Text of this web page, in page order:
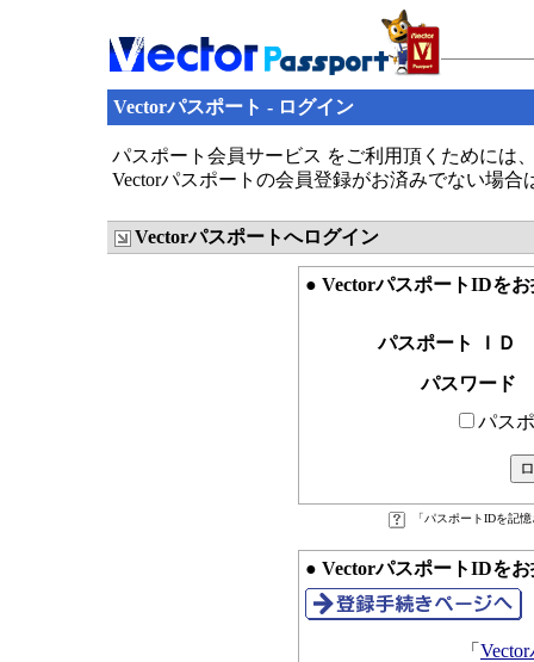
Vectorパスポート - ログイン
パスポート会員サービス をご利用頂くためには
Vectorパスポートの会員登録がお済みでない場
Vectorパスポートへログイン
● VectorパスポートIDを
パスポート ＩＤ
パスワード
パス
「パスポートIDを記
● VectorパスポートIDを
「